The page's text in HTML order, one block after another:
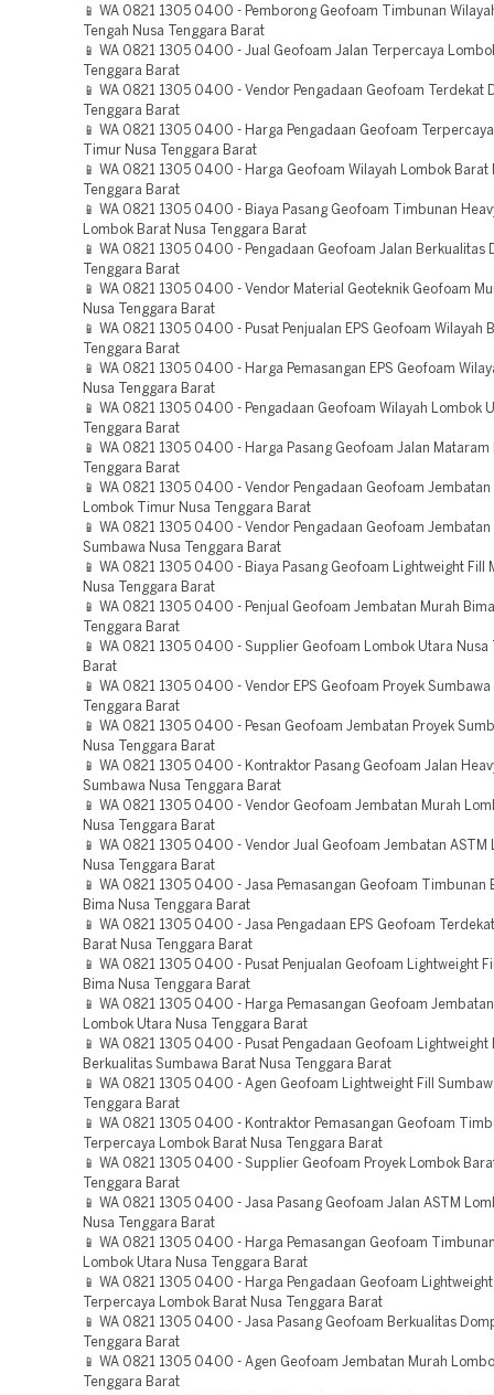
📱 WA 0821 1305 0400 - Pemborong Geofoam Timbunan
Tengah Nusa Tenggara Barat
📱 WA 0821 1305 0400 - Jual Geofoam Jalan Terpercaya
Tenggara Barat
📱 WA 0821 1305 0400 - Vendor Pengadaan Geofoam Terdekat
Tenggara Barat
📱 WA 0821 1305 0400 - Harga Pengadaan Geofoam
Timur Nusa Tenggara Barat
📱 WA 0821 1305 0400 - Harga Geofoam Wilayah Lombok Barat
Tenggara Barat
📱 WA 0821 1305 0400 - Biaya Pasang Geofoam Timbunan
Lombok Barat Nusa Tenggara Barat
📱 WA 0821 1305 0400 - Pengadaan Geofoam Jalan Berkualitas
Tenggara Barat
📱 WA 0821 1305 0400 - Vendor Material Geoteknik Geofoam
Nusa Tenggara Barat
📱 WA 0821 1305 0400 - Pusat Penjualan EPS Geofoam Wilayah
Tenggara Barat
📱 WA 0821 1305 0400 - Harga Pemasangan EPS Geofoam
Nusa Tenggara Barat
📱 WA 0821 1305 0400 - Pengadaan Geofoam Wilayah Lombok
Tenggara Barat
📱 WA 0821 1305 0400 - Harga Pasang Geofoam Jalan Mataram
Tenggara Barat
📱 WA 0821 1305 0400 - Vendor Pengadaan Geofoam Jembatan
Lombok Timur Nusa Tenggara Barat
📱 WA 0821 1305 0400 - Vendor Pengadaan Geofoam Jembatan
Sumbawa Nusa Tenggara Barat
📱 WA 0821 1305 0400 - Biaya Pasang Geofoam Lightweight Fill
Nusa Tenggara Barat
📱 WA 0821 1305 0400 - Penjual Geofoam Jembatan Murah
Tenggara Barat
📱 WA 0821 1305 0400 - Supplier Geofoam Lombok Utara Nusa
Barat
📱 WA 0821 1305 0400 - Vendor EPS Geofoam Proyek Sumbawa
Tenggara Barat
📱 WA 0821 1305 0400 - Pesan Geofoam Jembatan Proyek
Nusa Tenggara Barat
📱 WA 0821 1305 0400 - Kontraktor Pasang Geofoam Jalan
Sumbawa Nusa Tenggara Barat
📱 WA 0821 1305 0400 - Vendor Geofoam Jembatan Murah
Nusa Tenggara Barat
📱 WA 0821 1305 0400 - Vendor Jual Geofoam Jembatan ASTM
Nusa Tenggara Barat
📱 WA 0821 1305 0400 - Jasa Pemasangan Geofoam Timbunan
Bima Nusa Tenggara Barat
📱 WA 0821 1305 0400 - Jasa Pengadaan EPS Geofoam
Barat Nusa Tenggara Barat
📱 WA 0821 1305 0400 - Pusat Penjualan Geofoam Lightweight
Bima Nusa Tenggara Barat
📱 WA 0821 1305 0400 - Harga Pemasangan Geofoam
Lombok Utara Nusa Tenggara Barat
📱 WA 0821 1305 0400 - Pusat Pengadaan Geofoam Lightweight
Berkualitas Sumbawa Barat Nusa Tenggara Barat
📱 WA 0821 1305 0400 - Agen Geofoam Lightweight Fill
Tenggara Barat
📱 WA 0821 1305 0400 - Kontraktor Pemasangan Geofoam
Terpercaya Lombok Barat Nusa Tenggara Barat
📱 WA 0821 1305 0400 - Supplier Geofoam Proyek Lombok
Tenggara Barat
📱 WA 0821 1305 0400 - Jasa Pasang Geofoam Jalan ASTM
Nusa Tenggara Barat
📱 WA 0821 1305 0400 - Harga Pemasangan Geofoam
Lombok Utara Nusa Tenggara Barat
📱 WA 0821 1305 0400 - Harga Pengadaan Geofoam
Terpercaya Lombok Barat Nusa Tenggara Barat
📱 WA 0821 1305 0400 - Jasa Pasang Geofoam Berkualitas
Tenggara Barat
📱 WA 0821 1305 0400 - Agen Geofoam Jembatan Murah
Tenggara Barat